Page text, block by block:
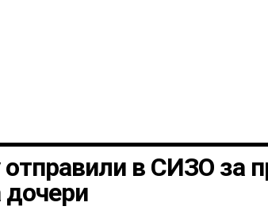
в СИЗО за
дочери